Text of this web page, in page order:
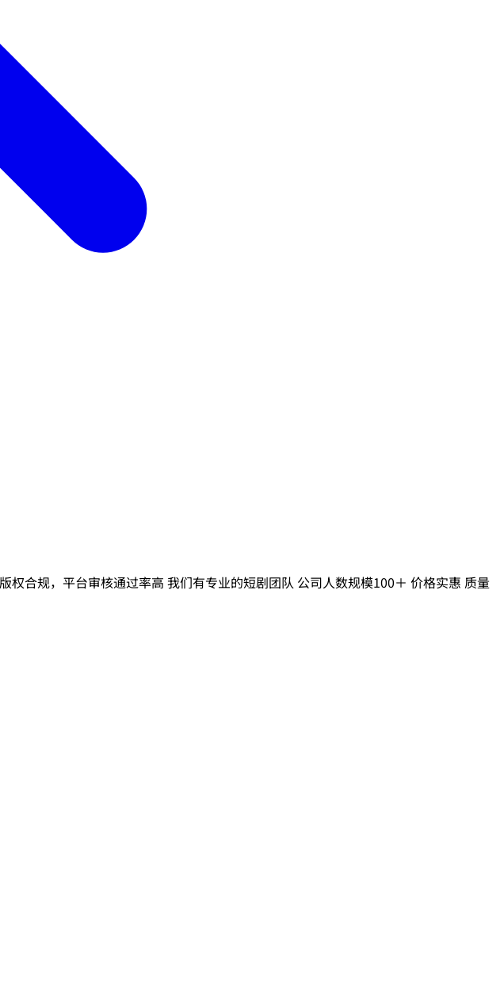
合规，平台审核通过率高 我们有专业的短剧团队 公司人数规模100＋ 价格实惠 质量